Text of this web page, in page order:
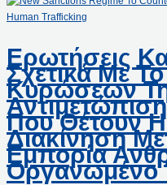
Ερωτήσεις
Σχετικά Με
Κυρώσεων
Που Θέτουν
Διακίνηση
Εμπορία
Οργανωμένο